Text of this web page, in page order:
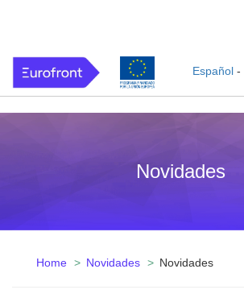
Español -
Novidades
Home Novidades Novidades